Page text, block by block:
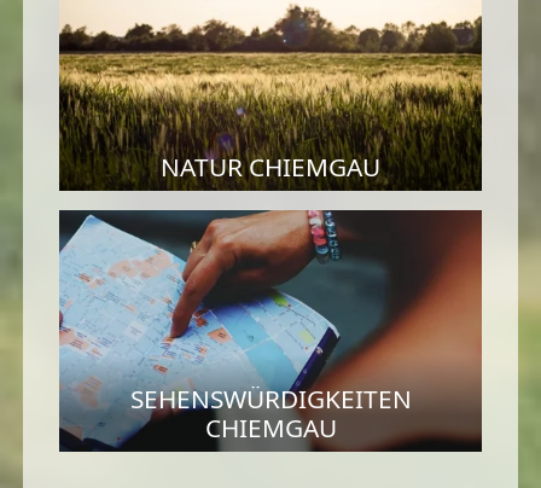
NATUR CHIEMGAU
SEHENSWÜRDIGKEITEN
CHIEMGAU